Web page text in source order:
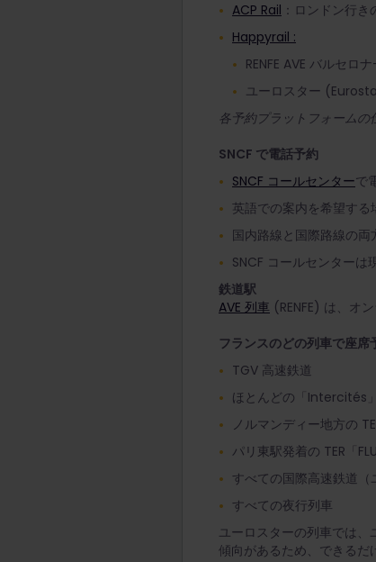
ACP Rail ：ロンドン行
Happyrail :
RENFE AVE バルセロ
ユーロスター
各予約プラットフォームの
SNCF で電話予約
SNCF コールセンターで
英語での案内を希望す
国内路線と国際路線の
SNCF コールセンター
鉄道駅
AVE 列車 (RENFE) は、オ
フランスのどの列車で座席
TGV 高速鉄道
ほとんどの「Intercités
ノルマンディー地方の
パリ東駅発着の TER「
すべての国際高速鉄道（
すべての夜行列車
ユーロスターの列車では
傾向があるため、できるだ